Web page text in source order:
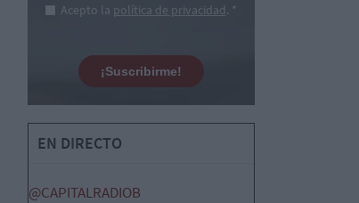
Acepto la política de privacidad. *
¡Suscribirme!
EN DIRECTO
@CAPITALRADIOB